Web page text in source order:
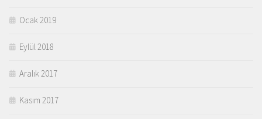
Ocak 2019
Eylül 2018
Aralık 2017
Kasım 2017